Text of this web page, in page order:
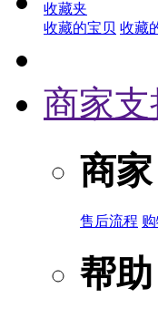
收藏夹
收藏的宝贝 收藏
商家支
商家
售后流程
帮助